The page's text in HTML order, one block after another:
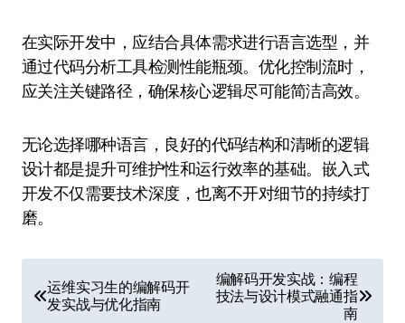
在实际开发中，应结合具体需求进行语言选型，并
通过代码分析工具检测性能瓶颈。优化控制流时，
应关注关键路径，确保核心逻辑尽可能简洁高效。
无论选择哪种语言，良好的代码结构和清晰的逻辑
设计都是提升可维护性和运行效率的基础。嵌入式
开发不仅需要技术深度，也离不开对细节的持续打
磨。
章
运维实习生的编解码开
发实战与优化指南
编解码开发实战：编程
技法与设计模式融通指
南